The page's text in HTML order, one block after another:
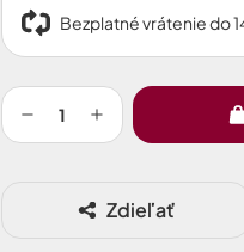
Bezplatné vrátenie do
Zdieľať